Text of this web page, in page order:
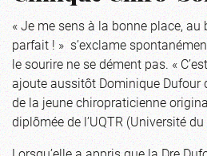
« Je me sens à la bonne place,
parfait ! » s’exclame
le sourire ne se dément pas. «
ajoute aussitôt Dominique Dufour
de la jeune chiropraticienne
diplômée de l’UQTR (Université